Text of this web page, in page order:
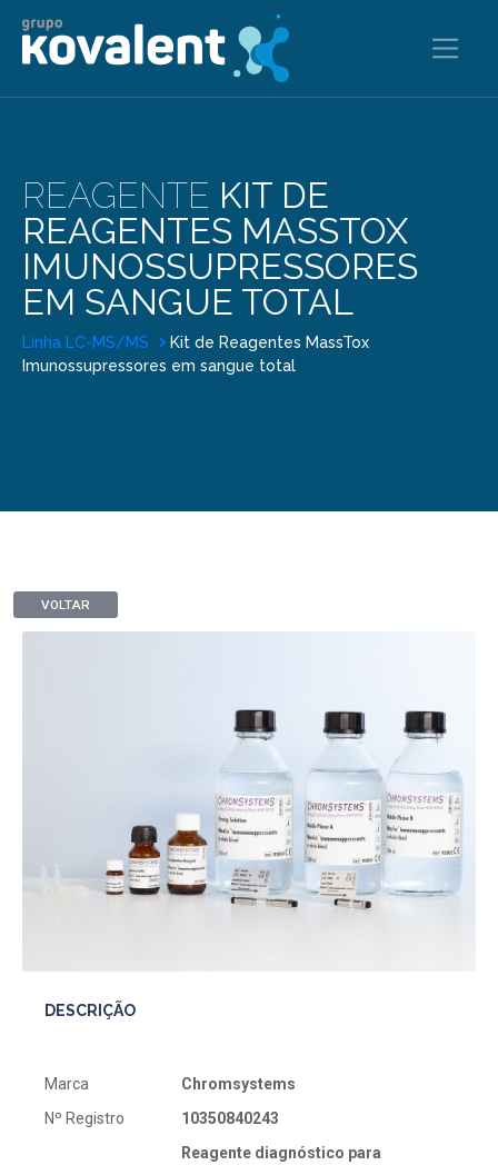
REAGENTE KIT DE
REAGENTES MASSTOX
IMUNOSSUPRESSORES
EM SANGUE TOTAL
Linha LC-MS/MS
Kit de Reagentes MassTox
Imunossupressores em sangue total
VOLTAR
DESCRIÇÃO
Marca
Chromsystems
Nº Registro
10350840243
Reagente diagnóstico para